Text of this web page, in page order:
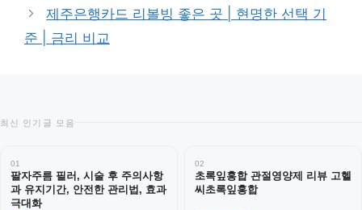
제주은행카드 리볼빙 좋은 곳 | 현명한 선택 기
준 | 금리 비교
최신 인기글 모음
01
팔자주름 필러, 시술 후 주의사항
과 유지기간, 안전한 관리법, 효과
극대화
02
초록잎홍합 관절영양제 리뷰 고헬
씨초록잎홍합